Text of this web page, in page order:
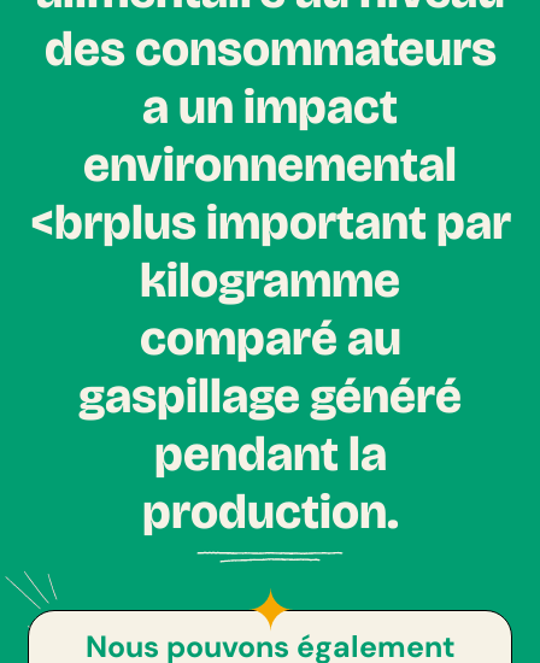
des consommateurs
a un impact
environnemental
<brplus important par
kilogramme
comparé au
gaspillage généré
pendant la
production.
Nous pouvons également